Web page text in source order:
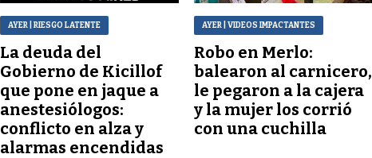
AYER | RIESGO LATENTE
La deuda del
Gobierno de Kicillof
que pone en jaque a
anestesiólogos:
conflicto en alza y
alarmas encendidas
AYER | VIDEOS IMPACTANTES
Robo en Merlo:
balearon al carnicero,
le pegaron a la cajera
y la mujer los corrió
con una cuchilla